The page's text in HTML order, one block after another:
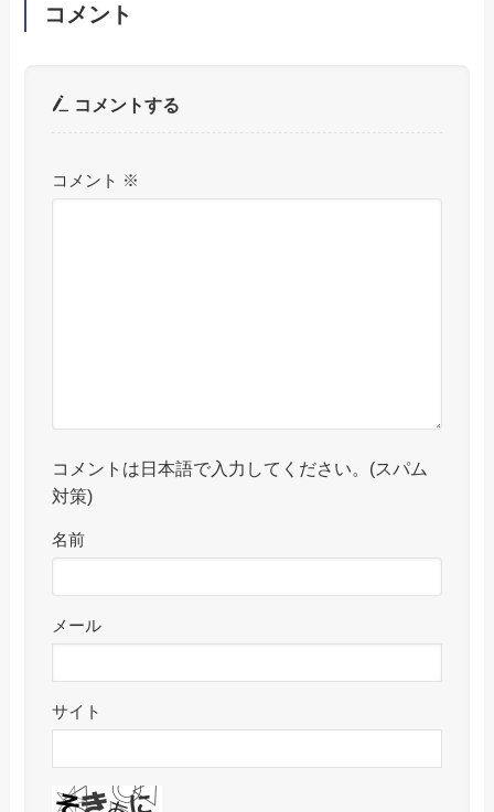
コメント
コメントする
コメント ※
コメントは日本語で入力してください。(スパム
対策)
名前
メール
サイト